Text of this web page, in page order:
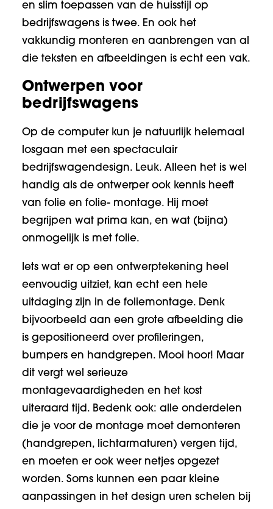
en slim toepassen van de huisstijl op
bedrijfswagens is twee. En ook het
vakkundig monteren en aanbrengen van al
die teksten en afbeeldingen is echt een vak.
Ontwerpen voor
bedrijfswagens
Op de computer kun je natuurlijk helemaal
losgaan met een spectaculair
bedrijfswagendesign. Leuk. Alleen het is wel
handig als de ontwerper ook kennis heeft
van folie en folie- montage. Hij moet
begrijpen wat prima kan, en wat (bijna)
onmogelijk is met folie.
Iets wat er op een ontwerptekening heel
eenvoudig uitziet, kan echt een hele
uitdaging zijn in de foliemontage. Denk
bijvoorbeeld aan een grote afbeelding die
is gepositioneerd over profileringen,
bumpers en handgrepen. Mooi hoor! Maar
dit vergt wel serieuze
montagevaardigheden en het kost
uiteraard tijd. Bedenk ook: alle onderdelen
die je voor de montage moet demonteren
(handgrepen, lichtarmaturen) vergen tijd,
en moeten er ook weer netjes opgezet
worden. Soms kunnen een paar kleine
aanpassingen in het design uren schelen bij